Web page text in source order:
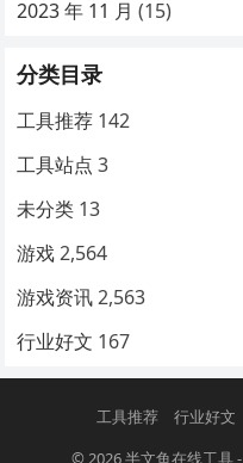
2023 年 11 月 (15)
分类目录
工具推荐 142
工具站点 3
未分类 13
游戏 2,564
游戏资讯 2,563
行业好文 167
工具推荐 行业好文
© 2026半文鱼在线工具-